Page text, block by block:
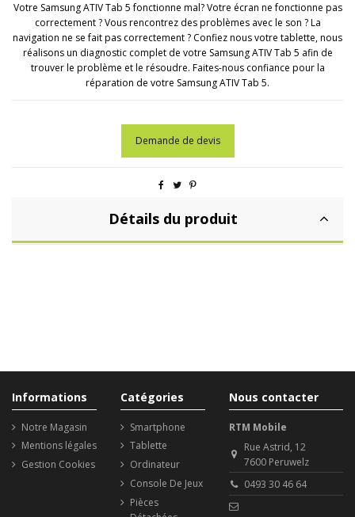
Votre Samsung ATIV Tab 5 fonctionne mal? Votre écran ne fonctionne pas
correctement ? Vous rencontrez des problèmes avec le son ? La
navigation ne se fait pas correctement ? Confiez nous votre tablette, nous
réalisons un diagnostic complet de votre Samsung ATIV Tab 5 afin de
trouver le problème et le résoudre. Faites-nous confiance pour la
réparation de votre Samsung ATIV Tab 5.
Demande de devis
Détails du produit
Informations
Notre Magasin
Mentions légales
Gestion Cookies
Catégories
Smartphone
Tablette
Ordinateur
Console De Jeux
Pièces
Nous contacter
RTM Mobile
Rue Astrid, 12
7600 Peruwelz
0493 30 46 64